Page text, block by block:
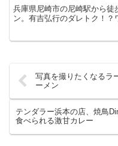
兵庫県尼崎市の尼崎駅から徒
ン。有吉弘行のダレトク！？
写真を撮りたくなるラ
ーメン
テンダラー浜本の店、焼鳥
食べられる激甘カレー